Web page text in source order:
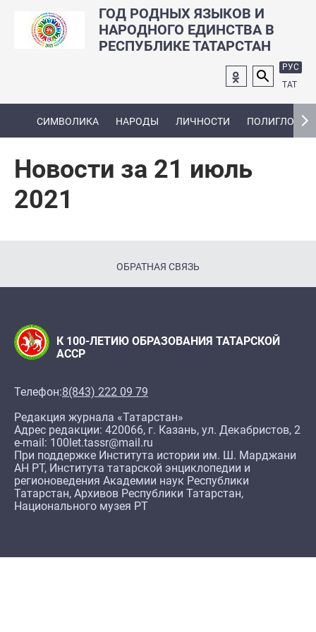
ГОД РОДНЫХ ЯЗЫКОВ И
НАРОДНОГО ЕДИНСТВА В
РЕСПУБЛИКЕ ТАТАРСТАН
РУС
ТАТ
СИМВОЛИКА НАРОДЫ ЛИЧНОСТИ ПОЛИГЛОТ
Новости за 21 июль
2021
ОБРАТНАЯ СВЯЗЬ
К 100-ЛЕТИЮ ОБРАЗОВАНИЯ ТАТАРСКОЙ
АССР
Телефон:8(843) 222 09 79
Редакция журнала «Татарстан»
Адрес редакции: 420066, г. Казань, ул. Декабристов, 2
e-mail: 100let.tassr@mail.ru
При поддержке Института истории им. Ш. Марджани
АН РТ, Института татарской энциклопедии и
регионоведения Академии наук Республики
Татарстан, Архивов Республики Татарстан,
Национального музея РТ